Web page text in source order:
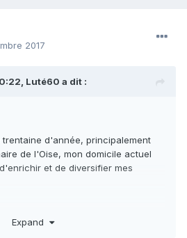
2017
Luté60 a dit :
d'année, principalement
de l'Oise, mon domicile actuel
et de diversifier mes
Expand